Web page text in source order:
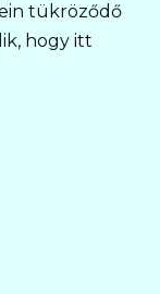
tükröződő
hogy itt